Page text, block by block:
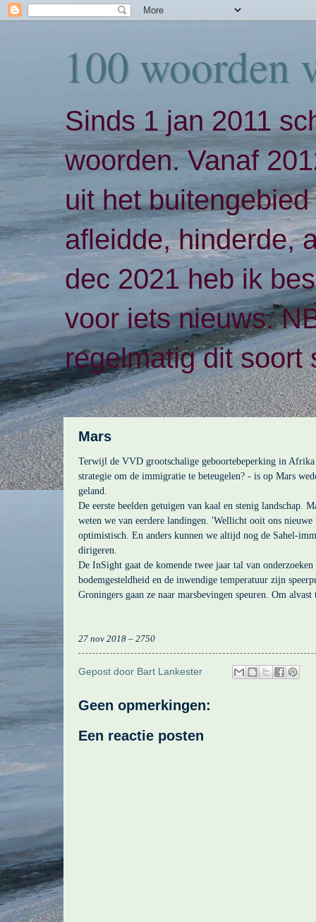
100 woorden
Sinds 1 jan 2011
woorden. Vanaf
uit het
afleidde, hinderde,
dec 2021 heb ik
voor iets nieuws.
regelmatig dit soort
Mars
Terwijl de VVD grootschalige geboortebeperking in
strategie om de immigratie te beteugelen? - is op Mars
geland.
De eerste beelden getuigen van kaal en stenig landschap.
weten we van eerdere landingen. 'Wellicht ooit ons
optimistisch. En anders kunnen we altijd nog de Sahel-
dirigeren.
De InSight gaat de komende twee jaar tal van
bodemgesteldheid en de inwendige temperatuur zijn
Groningers gaan ze naar marsbevingen speuren. Om alvast
27 nov 2018 – 2750
Gepost door Bart Lankester
Geen opmerkingen:
Een reactie posten